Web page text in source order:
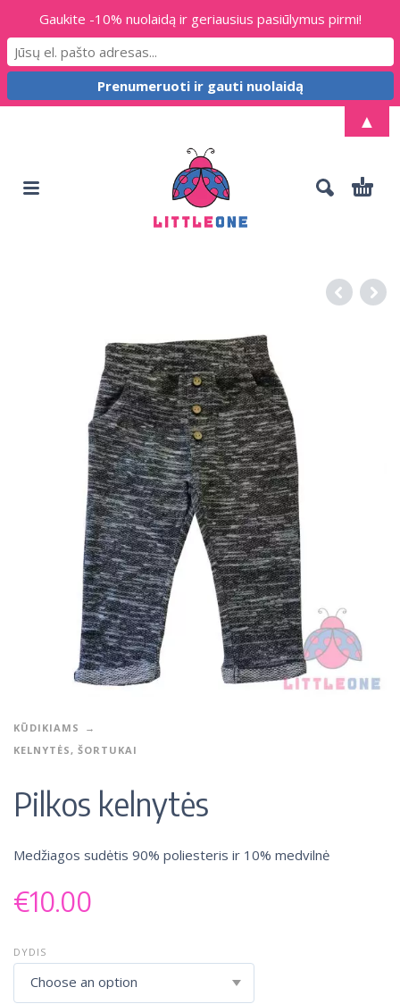
KŪDIKIAMS
KELNYTĖS, ŠORTUKAI
Pilkos kelnytės
Medžiagos sudėtis 90% poliesteris ir 10% medvilnė
€10.00
DYDIS
Choose an option
Gaukite -10% nuolaidą ir geriausius pasiūlymus pirmi!
▲